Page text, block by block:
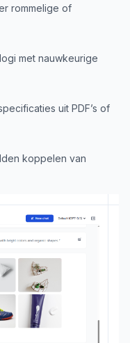
rommelige of
met nauwkeurige
uit PDF’s of
koppelen van